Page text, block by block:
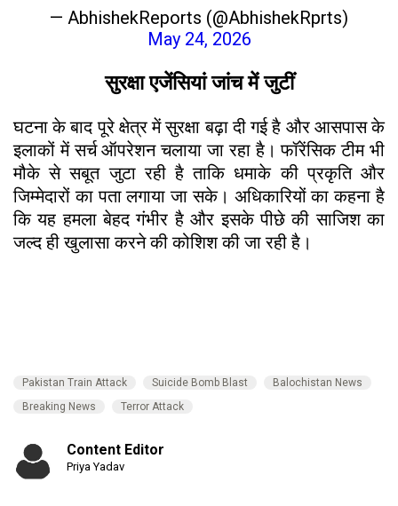
— AbhishekReports (@AbhishekRprts)
May 24, 2026
सुरक्षा एजेंसियां जांच में जुटीं
घटना के बाद पूरे क्षेत्र में सुरक्षा बढ़ा दी गई है और आसपास के
इलाकों में सर्च ऑपरेशन चलाया जा रहा है। फॉरेंसिक टीम भी
मौके से सबूत जुटा रही है ताकि धमाके की प्रकृति और
जिम्मेदारों का पता लगाया जा सके। अधिकारियों का कहना है
कि यह हमला बेहद गंभीर है और इसके पीछे की साजिश का
जल्द ही खुलासा करने की कोशिश की जा रही है।
Pakistan Train Attack Suicide Bomb Blast
Balochistan News
Breaking News
Terror Attack
Content Editor
Priya Yadav